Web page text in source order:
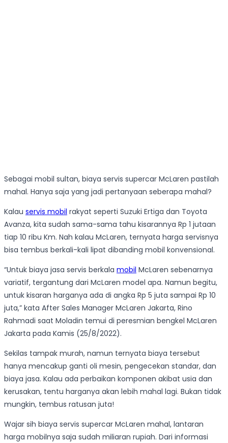
Sebagai mobil sultan, biaya servis supercar McLaren pastilah
mahal. Hanya saja yang jadi pertanyaan seberapa mahal?
Kalau servis mobil rakyat seperti Suzuki Ertiga dan Toyota
Avanza, kita sudah sama-sama tahu kisarannya Rp 1 jutaan
tiap 10 ribu Km. Nah kalau McLaren, ternyata harga servisnya
bisa tembus berkali-kali lipat dibanding mobil konvensional.
“Untuk biaya jasa servis berkala mobil McLaren sebenarnya
variatif, tergantung dari McLaren model apa. Namun begitu,
untuk kisaran harganya ada di angka Rp 5 juta sampai Rp 10
juta,” kata After Sales Manager McLaren Jakarta, Rino
Rahmadi saat Moladin temui di peresmian bengkel McLaren
Jakarta pada Kamis (25/8/2022).
Sekilas tampak murah, namun ternyata biaya tersebut
hanya mencakup ganti oli mesin, pengecekan standar, dan
biaya jasa. Kalau ada perbaikan komponen akibat usia dan
kerusakan, tentu harganya akan lebih mahal lagi. Bukan tidak
mungkin, tembus ratusan juta!
Wajar sih biaya servis supercar McLaren mahal, lantaran
harga mobilnya saja sudah miliaran rupiah. Dari informasi